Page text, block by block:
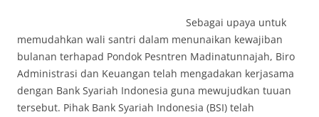
Sebagai upaya untuk
memudahkan wali santri dalam menunaikan kewajiban
bulanan terhapad Pondok Pesntren Madinatunnajah, Biro
Administrasi dan Keuangan telah mengadakan kerjasama
dengan Bank Syariah Indonesia guna mewujudkan tuuan
tersebut. Pihak Bank Syariah Indonesia (BSI) telah